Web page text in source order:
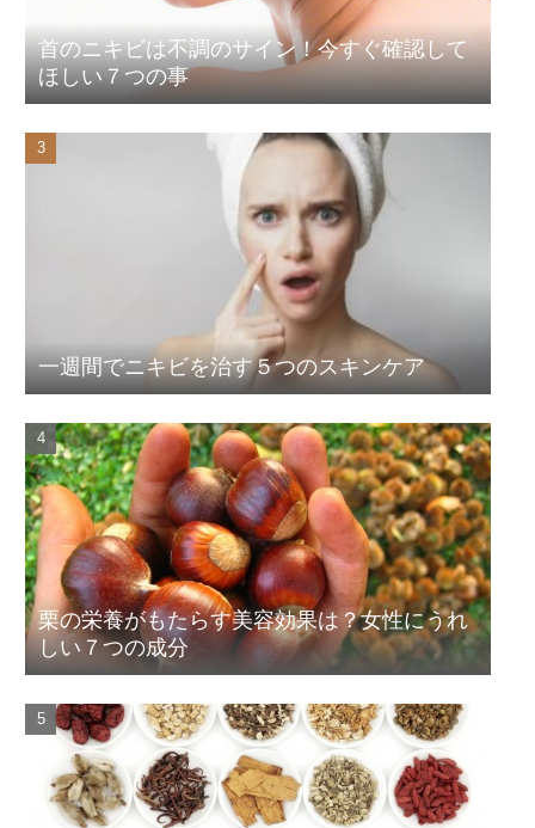
首のニキビは不調のサイン！今すぐ確認して
ほしい７つの事
一週間でニキビを治す５つのスキンケア
栗の栄養がもたらす美容効果は？女性にうれ
しい７つの成分